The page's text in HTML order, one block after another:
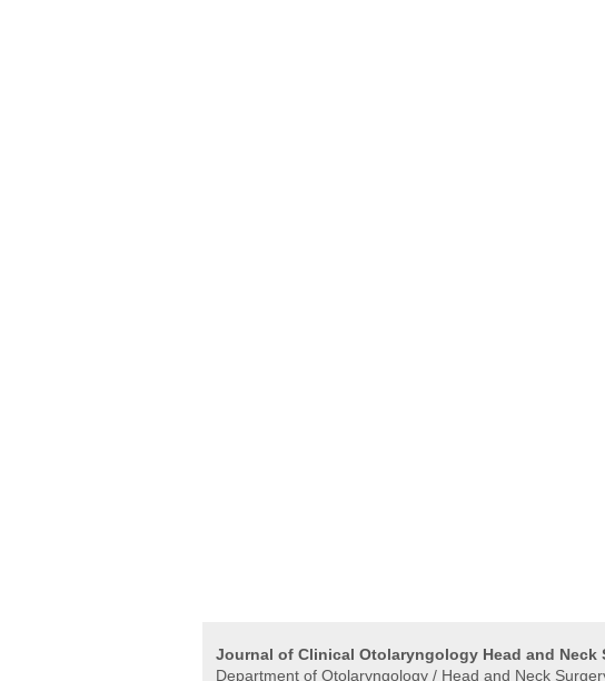
Journal of Clinical Otolaryngology Head and Neck
Department of Otolaryngology / Head and Neck